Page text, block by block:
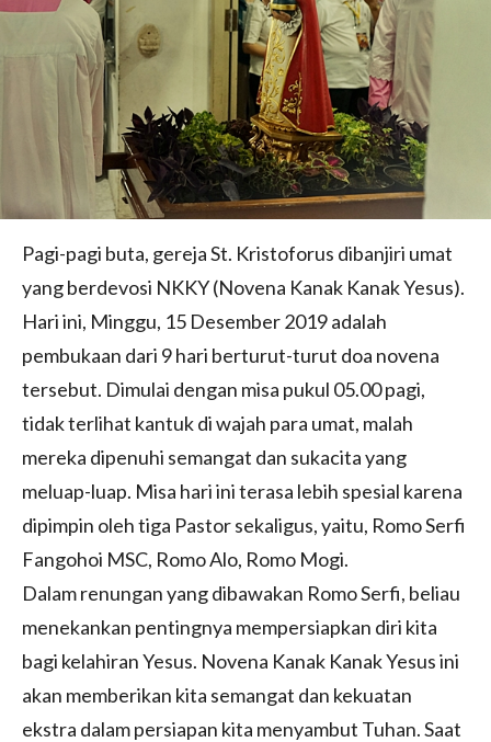
Pagi-pagi buta, gereja St. Kristoforus dibanjiri umat
yang berdevosi NKKY (Novena Kanak Kanak Yesus).
Hari ini, Minggu, 15 Desember 2019 adalah
pembukaan dari 9 hari berturut-turut doa novena
tersebut. Dimulai dengan misa pukul 05.00 pagi,
tidak terlihat kantuk di wajah para umat, malah
mereka dipenuhi semangat dan sukacita yang
meluap-luap. Misa hari ini terasa lebih spesial karena
dipimpin oleh tiga Pastor sekaligus, yaitu, Romo Serfi
Fangohoi MSC, Romo Alo, Romo Mogi.
Dalam renungan yang dibawakan Romo Serfi, beliau
menekankan pentingnya mempersiapkan diri kita
bagi kelahiran Yesus. Novena Kanak Kanak Yesus ini
akan memberikan kita semangat dan kekuatan
ekstra dalam persiapan kita menyambut Tuhan. Saat